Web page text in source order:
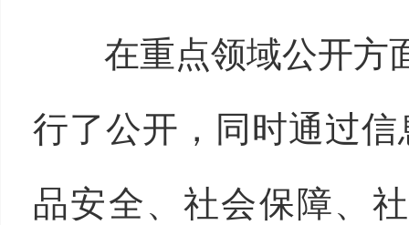
在重点领域公开方面
行了公开，同时通过
品安全、社会保障、